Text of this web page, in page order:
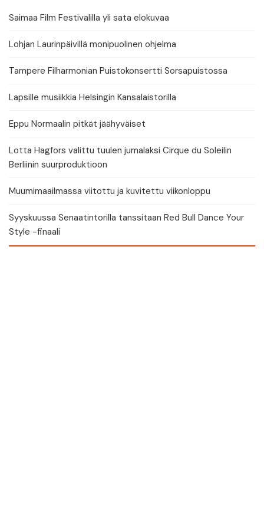
Saimaa Film Festivalilla yli sata elokuvaa
Lohjan Laurinpäivillä monipuolinen ohjelma
Tampere Filharmonian Puistokonsertti Sorsapuistossa
Lapsille musiikkia Helsingin Kansalaistorilla
Eppu Normaalin pitkät jäähyväiset
Lotta Hagfors valittu tuulen jumalaksi Cirque du Soleilin
Berliinin suurproduktioon
Muumimaailmassa viitottu ja kuvitettu viikonloppu
Syyskuussa Senaatintorilla tanssitaan Red Bull Dance Your
Style -finaali